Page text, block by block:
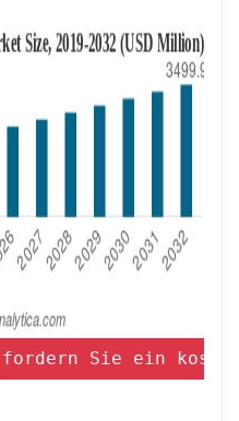
fordern Sie ein